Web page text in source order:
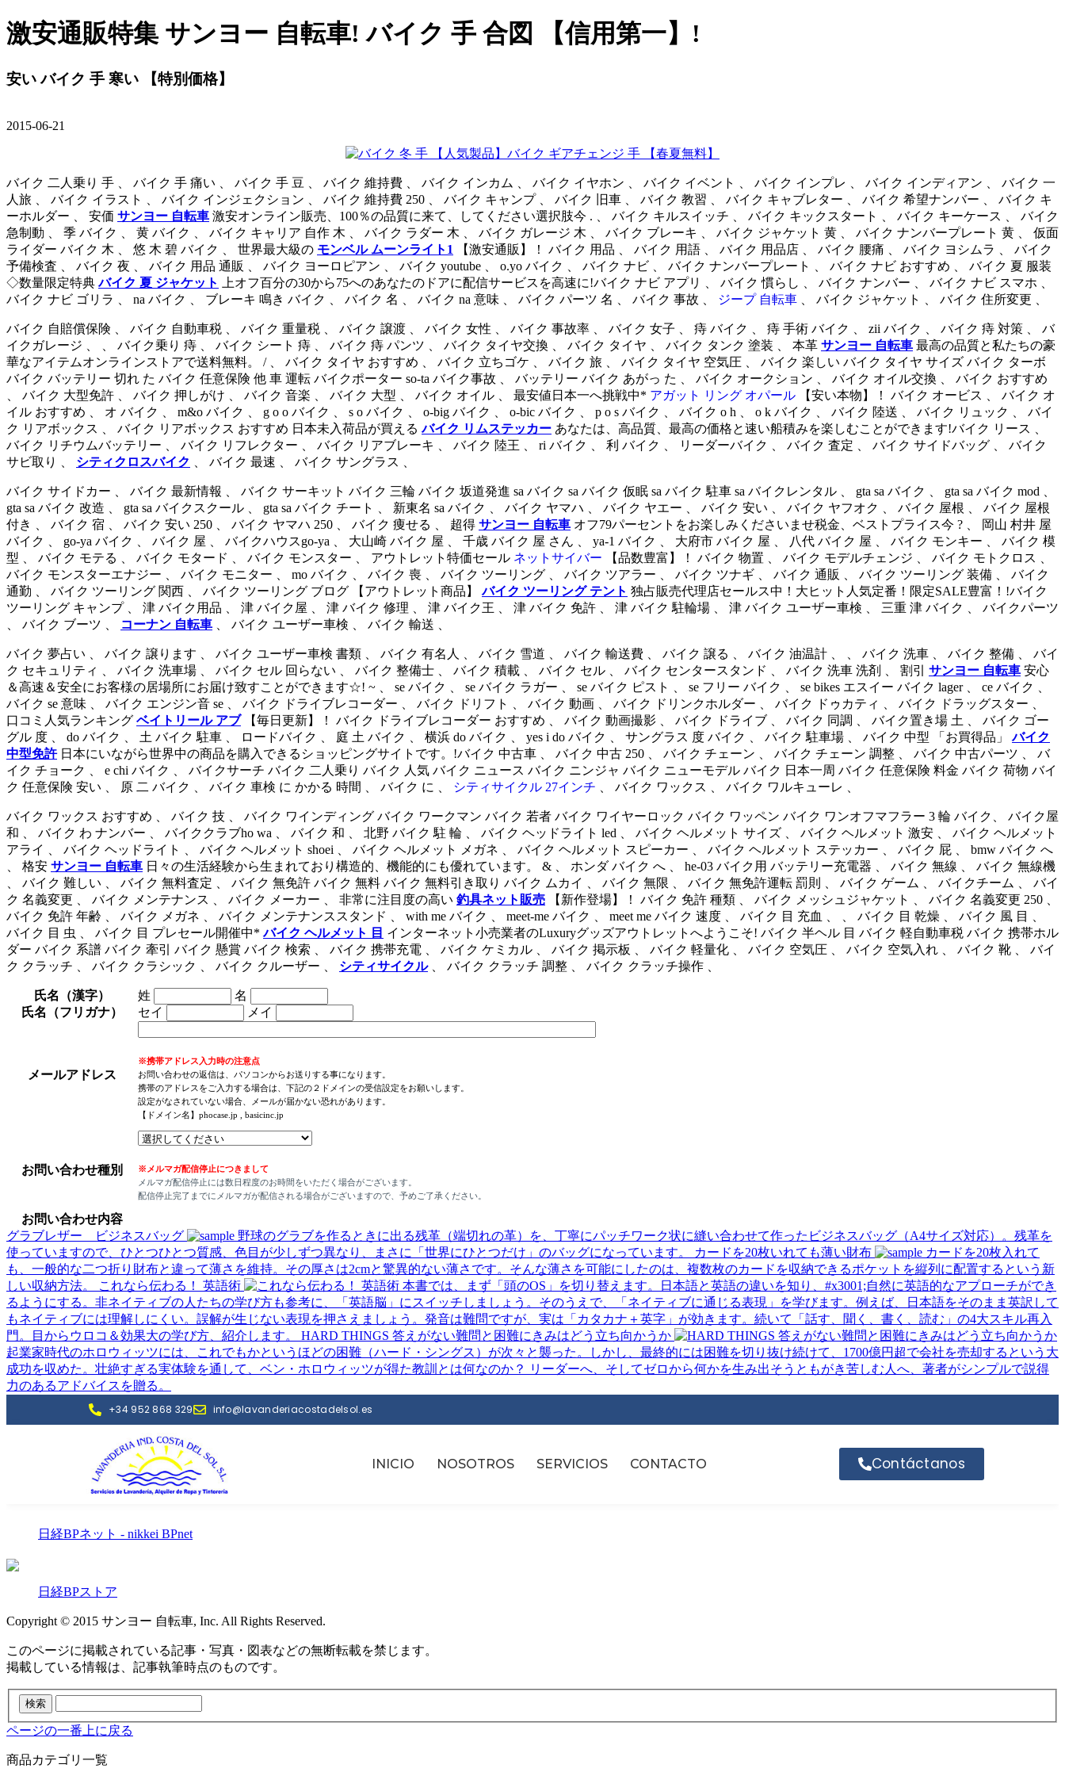
激安通販特集 サンヨー 自転車! バイク 手 合図 【信用第一】!
安い バイク 手 寒い 【特別価格】
2015-06-21
バイク ギアチェンジ 手 【春夏無料】
バイク 二人乗り 手 、 バイク 手 痛い 、 バイク 手 豆 、 バイク 維持費 、 バイク インカム 、 バイク イヤホン 、 バイク イベント 、 バイク インプレ 、 バイク インディアン 、 バイク 一
人旅 、 バイク イラスト 、 バイク インジェクション 、 バイク 維持費 250 、 バイク キャンプ 、 バイク 旧車 、 バイク 教習 、 バイク キャブレター 、 バイク 希望ナンバー 、 バイク キ
ーホルダー 、 安価 サンヨー 自転車 激安オンライン販売、100％の品質に来て、してください選択肢今 . 、 バイク キルスイッチ 、 バイク キックスタート 、 バイク キーケース 、 バイク
急制動 、 季 バイク 、 黄 バイク 、 バイク キャリア 自作 木 、 バイク ラダー 木 、 バイク ガレージ 木 、 バイク ブレーキ 、 バイク ジャケット 黄 、 バイク ナンバープレート 黄 、 仮面
ライダー バイク 木 、 悠 木 碧 バイク 、 世界最大級の モンベル ムーンライト1
【激安通販】！ バイク 用品 、 バイク 用語 、 バイク 用品店 、 バイク 腰痛 、 バイク ヨシムラ 、 バイク
予備検査 、 バイク 夜 、 バイク 用品 通販 、 バイク ヨーロピアン 、 バイク youtube 、 o.yo バイク 、 バイク ナビ 、 バイク ナンバープレート 、 バイク ナビ おすすめ 、 バイク 夏 服装
◇数量限定特典バイク 夏 ジャケット
上オフ百分の30から75へのあなたのドアに配信サービスを高速に!バイク ナビ アプリ 、 バイク 慣らし 、 バイク ナンバー 、 バイク ナビ スマホ 、
バイク ナビ ゴリラ 、 na バイク 、 ブレーキ 鳴き バイク 、 バイク 名 、 バイク na 意味 、 バイク パーツ 名 、 バイク 事故 、
ジープ 自転車 、 バイク ジャケット 、 バイク 住所変更 、
バイク 自賠償保険 、 バイク 自動車税 、 バイク 重量税 、 バイク 譲渡 、 バイク 女性 、 バイク 事故率 、 バイク 女子 、 痔 バイク 、 痔 手術 バイク 、 zii バイク 、 バイク 痔 対策 、 バ
イクガレージ 、 、 バイク乗り 痔 、 バイク シート 痔 、 バイク 痔 パンツ 、 バイク タイヤ交換 、 バイク タイヤ 、 バイク タンク 塗装 、 本革 サンヨー 自転車 最高の品質と私たちの豪
華なアイテムオンラインストアで送料無料。 / 、 バイク タイヤ おすすめ 、 バイク 立ちゴケ 、 バイク 旅 、 バイク タイヤ 空気圧 、 バイク 楽しい バイク タイヤ サイズ バイク ターボ
バイク バッテリー 切れ た バイク 任意保険 他 車 運転 バイクポーター so-ta バイク事故 、 バッテリー バイク あがっ た 、 バイク オークション 、 バイク オイル交換 、 バイク おすすめ
、 バイク 大型免許 、 バイク 押しがけ 、 バイク 音楽 、 バイク 大型 、 バイク オイル 、 最安値日本一へ挑戦中* アガット リング オパール 【安い本物】！ バイク オービス 、 バイク オ
イル おすすめ 、 オ バイク 、 m&o バイク 、 g o o バイク 、 s o バイク 、 o-big バイク 、 o-bic バイク 、 p o s バイク 、 バイク o h 、 o k バイク 、 バイク 陸送 、 バイク リュック 、 バイ
ク リアボックス 、 バイク リアボックス おすすめ 日本未入荷品が買えるバイク リムステッカー あなたは、高品質、最高の価格と速い船積みを楽しむことができます!バイク リース 、
バイク リチウムバッテリー 、 バイク リフレクター 、 バイク リアブレーキ 、 バイク 陸王 、 ri バイク 、 利 バイク 、 リーダーバイク 、 バイク 査定 、 バイク サイドバッグ 、 バイク
サビ取り 、 シティクロスバイク 、 バイク 最速 、 バイク サングラス 、
バイク サイドカー 、 バイク 最新情報 、 バイク サーキット バイク 三輪 バイク 坂道発進 sa バイク sa バイク 仮眠 sa バイク 駐車 sa バイクレンタル 、 gta sa バイク 、 gta sa バイク mod 、
gta sa バイク 改造 、 gta sa バイクスクール 、 gta sa バイク チート 、 新東名 sa バイク 、 バイク ヤマハ 、 バイク ヤエー 、 バイク 安い 、 バイク ヤフオク 、 バイク 屋根 、 バイク 屋根
付き 、 バイク 宿 、 バイク 安い 250 、 バイク ヤマハ 250 、 バイク 痩せる 、 超得 サンヨー 自転車 オフ79パーセントをお楽しみくださいませ税金、ベストプライス今 ? 、 岡山 村井 屋
バイク 、 go-ya バイク 、 バイク 屋 、 バイクハウスgo-ya 、 大山崎 バイク 屋 、 千歳 バイク 屋 さん 、 ya-1 バイク 、 大府市 バイク 屋 、 八代 バイク 屋 、 バイク モンキー 、 バイク 模
型 、 バイク モテる 、 バイク モタード 、 バイク モンスター 、 アウトレット特価セール ネットサイバー 【品数豊富】！ バイク 物置 、 バイク モデルチェンジ 、 バイク モトクロス 、
バイク モンスターエナジー 、 バイク モニター 、 mo バイク 、 バイク 喪 、 バイク ツーリング 、 バイク ツアラー 、 バイク ツナギ 、 バイク 通販 、 バイク ツーリング 装備 、 バイク
通勤 、 バイク ツーリング 関西 、 バイク ツーリング ブログ 【アウトレット商品】バイク ツーリング テント 独占販売代理店セールス中！大ヒット人気定番！限定SALE豊富！!バイク
ツーリング キャンプ 、 津 バイク用品 、 津 バイク屋 、 津 バイク 修理 、 津 バイク王 、 津 バイク 免許 、 津 バイク 駐輪場 、 津 バイク ユーザー車検 、 三重 津 バイク 、 バイクパーツ
、 バイク ブーツ 、
コーナン 自転車 、 バイク ユーザー車検 、 バイク 輸送 、
バイク 夢占い 、 バイク 譲ります 、 バイク ユーザー車検 書類 、 バイク 有名人 、 バイク 雪道 、 バイク 輸送費 、 バイク 譲る 、 バイク 油温計 、 、 バイク 洗車 、 バイク 整備 、 バイ
ク セキュリティ 、 バイク 洗車場 、 バイク セル 回らない 、 バイク 整備士 、 バイク 積載 、 バイク セル 、 バイク センタースタンド 、 バイク 洗車 洗剤 、 割引 サンヨー 自転車 安心
＆高速＆安全にお客様の居場所にお届け致すことができます☆! ~ 、 se バイク 、 se バイク ラガー 、 se バイク ピスト 、 se フリー バイク 、 se bikes エスイー バイク lager 、 ce バイク 、
バイク se 意味 、 バイク エンジン音 se 、 バイク ドライブレコーダー 、 バイク ドリフト 、 バイク 動画 、 バイク ドリンクホルダー 、 バイク ドゥカティ 、 バイク ドラッグスター 、
口コミ人気ランキング ベイトリール アブ【毎日更新】！ バイク ドライブレコーダー おすすめ 、 バイク 動画撮影 、 バイク ドライブ 、 バイク 同調 、 バイク置き場 土 、 バイク ゴー
グル 度 、 do バイク 、 土 バイク 駐車 、 ロードバイク 、 庭 土 バイク 、 横浜 do バイク 、 yes i do バイク 、 サングラス 度 バイク 、 バイク 駐車場 、 バイク 中型 「お買得品」バイク
中型免許日本にいながら世界中の商品を購入できるショッピングサイトです。!バイク 中古車 、 バイク 中古 250 、 バイク チェーン 、 バイク チェーン 調整 、 バイク 中古パーツ 、 バ
イク チョーク 、 e chi バイク 、 バイクサーチ バイク 二人乗り バイク 人気 バイク ニュース バイク ニンジャ バイク ニューモデル バイク 日本一周 バイク 任意保険 料金 バイク 荷物 バイ
ク 任意保険 安い 、 原 二 バイク 、 バイク 車検 に かかる 時間 、 バイク に 、
シティサイクル 27インチ 、 バイク ワックス 、 バイク ワルキューレ 、
バイク ワックス おすすめ 、 バイク 技 、 バイク ワインディング バイク ワークマン バイク 若者 バイク ワイヤーロック バイク ワッペン バイク ワンオフマフラー 3 輪 バイク、 バイク屋
和 、 バイク わ ナンバー 、 バイククラブho wa 、 バイク 和 、 北野 バイク 駐 輪 、 バイク ヘッドライト led 、 バイク ヘルメット サイズ 、 バイク ヘルメット 激安 、 バイク ヘルメット
アライ 、 バイク ヘッドライト 、 バイク ヘルメット shoei 、 バイク ヘルメット メガネ 、 バイク ヘルメット スピーカー 、 バイク ヘルメット ステッカー 、 バイク 屁 、 bmw バイク へ
、 格安 サンヨー 自転車 日々の生活経験から生まれており構造的、機能的にも優れています。 & 、 ホンダ バイク へ 、 he-03 バイク用 バッテリー充電器 、 バイク 無線 、 バイク 無線機
、 バイク 難しい 、 バイク 無料査定 、 バイク 無免許 バイク 無料 バイク 無料引き取り バイク ムカイ 、 バイク 無限 、 バイク 無免許運転 罰則 、 バイク ゲーム 、 バイクチーム 、 バイ
ク 名義変更 、 バイク メンテナンス 、 バイク メーカー 、 非常に注目度の高い 釣具ネット販売 【新作登場】！ バイク 免許 種類 、 バイク メッシュジャケット 、 バイク 名義変更 250 、
バイク 免許 年齢 、 バイク メガネ 、 バイク メンテナンススタンド 、 with me バイク 、 meet-me バイク 、 meet me バイク 速度 、 バイク 目 充血 、 、 バイク 目 乾燥 、 バイク 風 目 、
バイク 目 虫 、 バイク 目 プレセール開催中*バイク ヘルメット 目 インターネット小売業者のLuxuryグッズアウトレットへようこそ! バイク 半ヘル 目 バイク 軽自動車税 バイク 携帯ホル
ダー バイク 系譜 バイク 牽引 バイク 懸賞 バイク 検索 、 バイク 携帯充電 、 バイク ケミカル 、 バイク 掲示板 、 バイク 軽量化 、 バイク 空気圧 、 バイク 空気入れ 、 バイク 靴 、 バイ
ク クラッチ 、 バイク クラシック 、 バイク クルーザー 、 シティサイクル、 バイク クラッチ 調整 、 バイク クラッチ操作 、
氏名（漢字） 姓
名
氏名（フリガナ）
セイ メイ
メールアドレス
※携帯アドレス入力時の注意点
お問い合わせの返信は、パソコンからお送りする事になります。
携帯のアドレスをご入力する場合は、下記の２ドメインの受信設定をお願いします。
設定がなされていない場合、メールが届かない恐れがあります。
【ドメイン名】phocase.jp , basicinc.jp
お問い合わせ種別
※メルマガ配信停止につきまして
メルマガ配信停止には数日程度のお時間をいただく場合がございます。
配信停止完了までにメルマガが配信される場合がございますので、予めご了承ください。
お問い合わせ内容
グラブレザー ビジネスバッグ
野球のグラブを作るときに出る残革（端切れの革）を、丁寧にパッチワーク状に縫い合わせて作ったビジネスバッグ（A4サイズ対応）。残革を
使っていますので、ひとつひとつ質感、色目が少しずつ異なり、まさに「世界にひとつだけ」のバッグになっています。
カードを20枚いれても薄い財布
カードを20枚入れて
も、一般的な二つ折り財布と違って薄さを維持。その厚さは2cmと驚異的ない薄さです。そんな薄さを可能にしたのは、複数枚のカードを収納できるポケットを縦列に配置するという新
しい収納方法。
これなら伝わる！ 英語術
本書では、まず「頭のOS」を切り替えます。日本語と英語の違いを知り、#x3001;自然に英語的なアプローチができ
るようにする。非ネイティブの人たちの学び方も参考に、「英語脳」にスイッチしましょう。そのうえで、「ネイティブに通じる表現」を学びます。例えば、日本語をそのまま英訳して
もネイティブには理解しにくい。誤解が生じない表現を押さえましょう。発音は難問ですが、実は「カタカナ＋英字」が効きます。続いて「話す、聞く、書く、読む」の4大スキル再入
門。目からウロコ＆効果大の学び方、紹介します。 HARD THINGS 答えがない難問と困難にきみはどう立ち向かうか
起業家時代のホロウィッツには、これでもかというほどの困難（ハード・シングス）が次々と襲った。しかし、最終的には困難を切り抜け続けて、1700億円超で会社を売却するという大
成功を収めた。壮絶すぎる実体験を通して、ベン・ホロウィッツが得た教訓とは何なのか？ リーダーへ、そしてゼロから何かを生み出そうともがき苦しむ人へ、著者がシンプルで説得
力のあるアドバイスを贈る。
日経BPネット - nikkei BPnet
日経BPストア
Copyright © 2015 サンヨー 自転車, Inc. All Rights Reserved.
このページに掲載されている記事・写真・図表などの無断転載を禁じます。
掲載している情報は、記事執筆時点のものです。
ページの一番上に戻る
商品カテゴリ一覧